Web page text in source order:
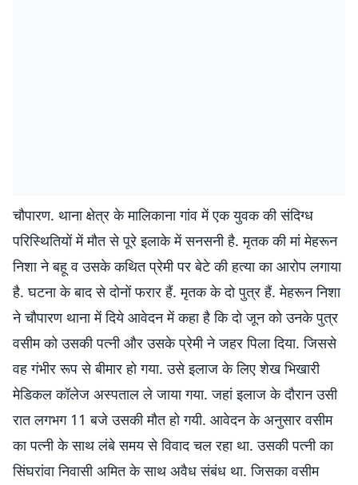
चौपारण. थाना क्षेत्र के मालिकाना गांव में एक युवक की संदिग्ध
परिस्थितियों में मौत से पूरे इलाके में सनसनी है. मृतक की मां मेहरून
निशा ने बहू व उसके कथित प्रेमी पर बेटे की हत्या का आरोप लगाया
है. घटना के बाद से दोनों फरार हैं. मृतक के दो पुत्र हैं. मेहरून निशा
ने चौपारण थाना में दिये आवेदन में कहा है कि दो जून को उनके पुत्र
वसीम को उसकी पत्नी और उसके प्रेमी ने जहर पिला दिया. जिससे
वह गंभीर रूप से बीमार हो गया. उसे इलाज के लिए शेख भिखारी
मेडिकल कॉलेज अस्पताल ले जाया गया. जहां इलाज के दौरान उसी
रात लगभग 11 बजे उसकी मौत हो गयी. आवेदन के अनुसार वसीम
का पत्नी के साथ लंबे समय से विवाद चल रहा था. उसकी पत्नी का
सिंघरांवा निवासी अमित के साथ अवैध संबंध था. जिसका वसीम